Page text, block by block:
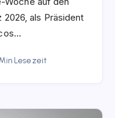
2026, als Präsident
Lesezeit